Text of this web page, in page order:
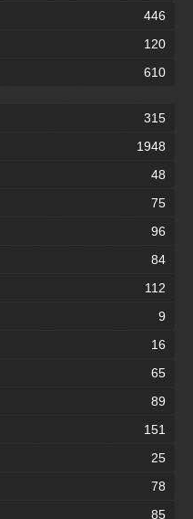
446
120
610
315
1948
48
75
96
84
112
9
16
65
89
151
25
78
85